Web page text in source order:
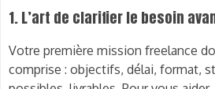
1. L’art de clarifier le besoin
Votre première mission freelance
comprise : objectifs, délai, format,